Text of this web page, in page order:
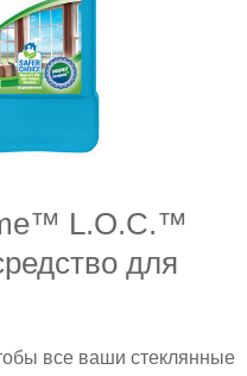
L.O.C.™
для
все ваши стеклянные